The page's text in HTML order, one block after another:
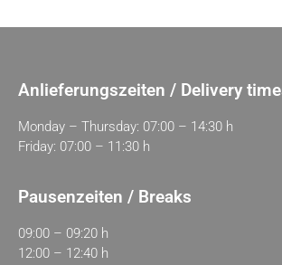
Anlieferungszeiten / Delivery
Monday – Thursday: 07:00 – 14:30 h
Friday: 07:00 – 11:30 h
Pausenzeiten / Breaks
09:00 – 09:20 h
12:00 – 12:40 h